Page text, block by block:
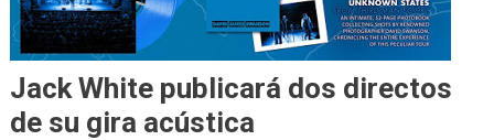
Jack White publicará dos directos
de su gira acústica